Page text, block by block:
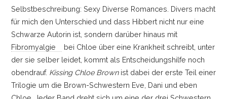
Selbstbeschreibung: Sexy Diverse Romances. Divers macht
für mich den Unterschied und dass Hibbert nicht nur eine
Schwarze Autorin ist, sondern darüber hinaus mit
Fibromyalgie
bei Chloe über eine Krankheit schreibt, unter
der sie selber leidet, kommt als Entscheidungshilfe noch
obendrauf. Kissing Chloe Brownist dabei der erste Teil einer
Trilogie um die Brown-Schwestern Eve, Dani und eben